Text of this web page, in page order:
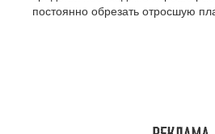
постоянно обрезать отросшую